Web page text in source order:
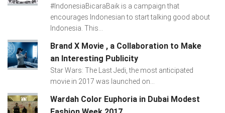
#IndonesiaBicaraBaik is a campaign that
encourages Indonesian to start talking good about
Indonesia. This...
Brand X Movie , a Collaboration to Make
an Interesting Publicity
Star Wars: The Last Jedi, the most anticipated
movie in 2017 was launched on...
Wardah Color Euphoria in Dubai Modest